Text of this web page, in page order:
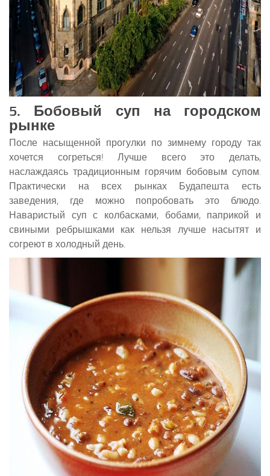
5. Бобовый суп на городском
рынке
После насыщенной прогулки по зимнему городу так
хочется согреться! Лучше всего это делать,
наслаждаясь традиционным горячим бобовым супом.
Практически на всех рынках Будапешта есть
заведения, где можно попробовать это блюдо.
Наваристый суп с колбасками, бобами, паприкой и
свиными ребрышками как нельзя лучше насытят и
согреют в холодный день.